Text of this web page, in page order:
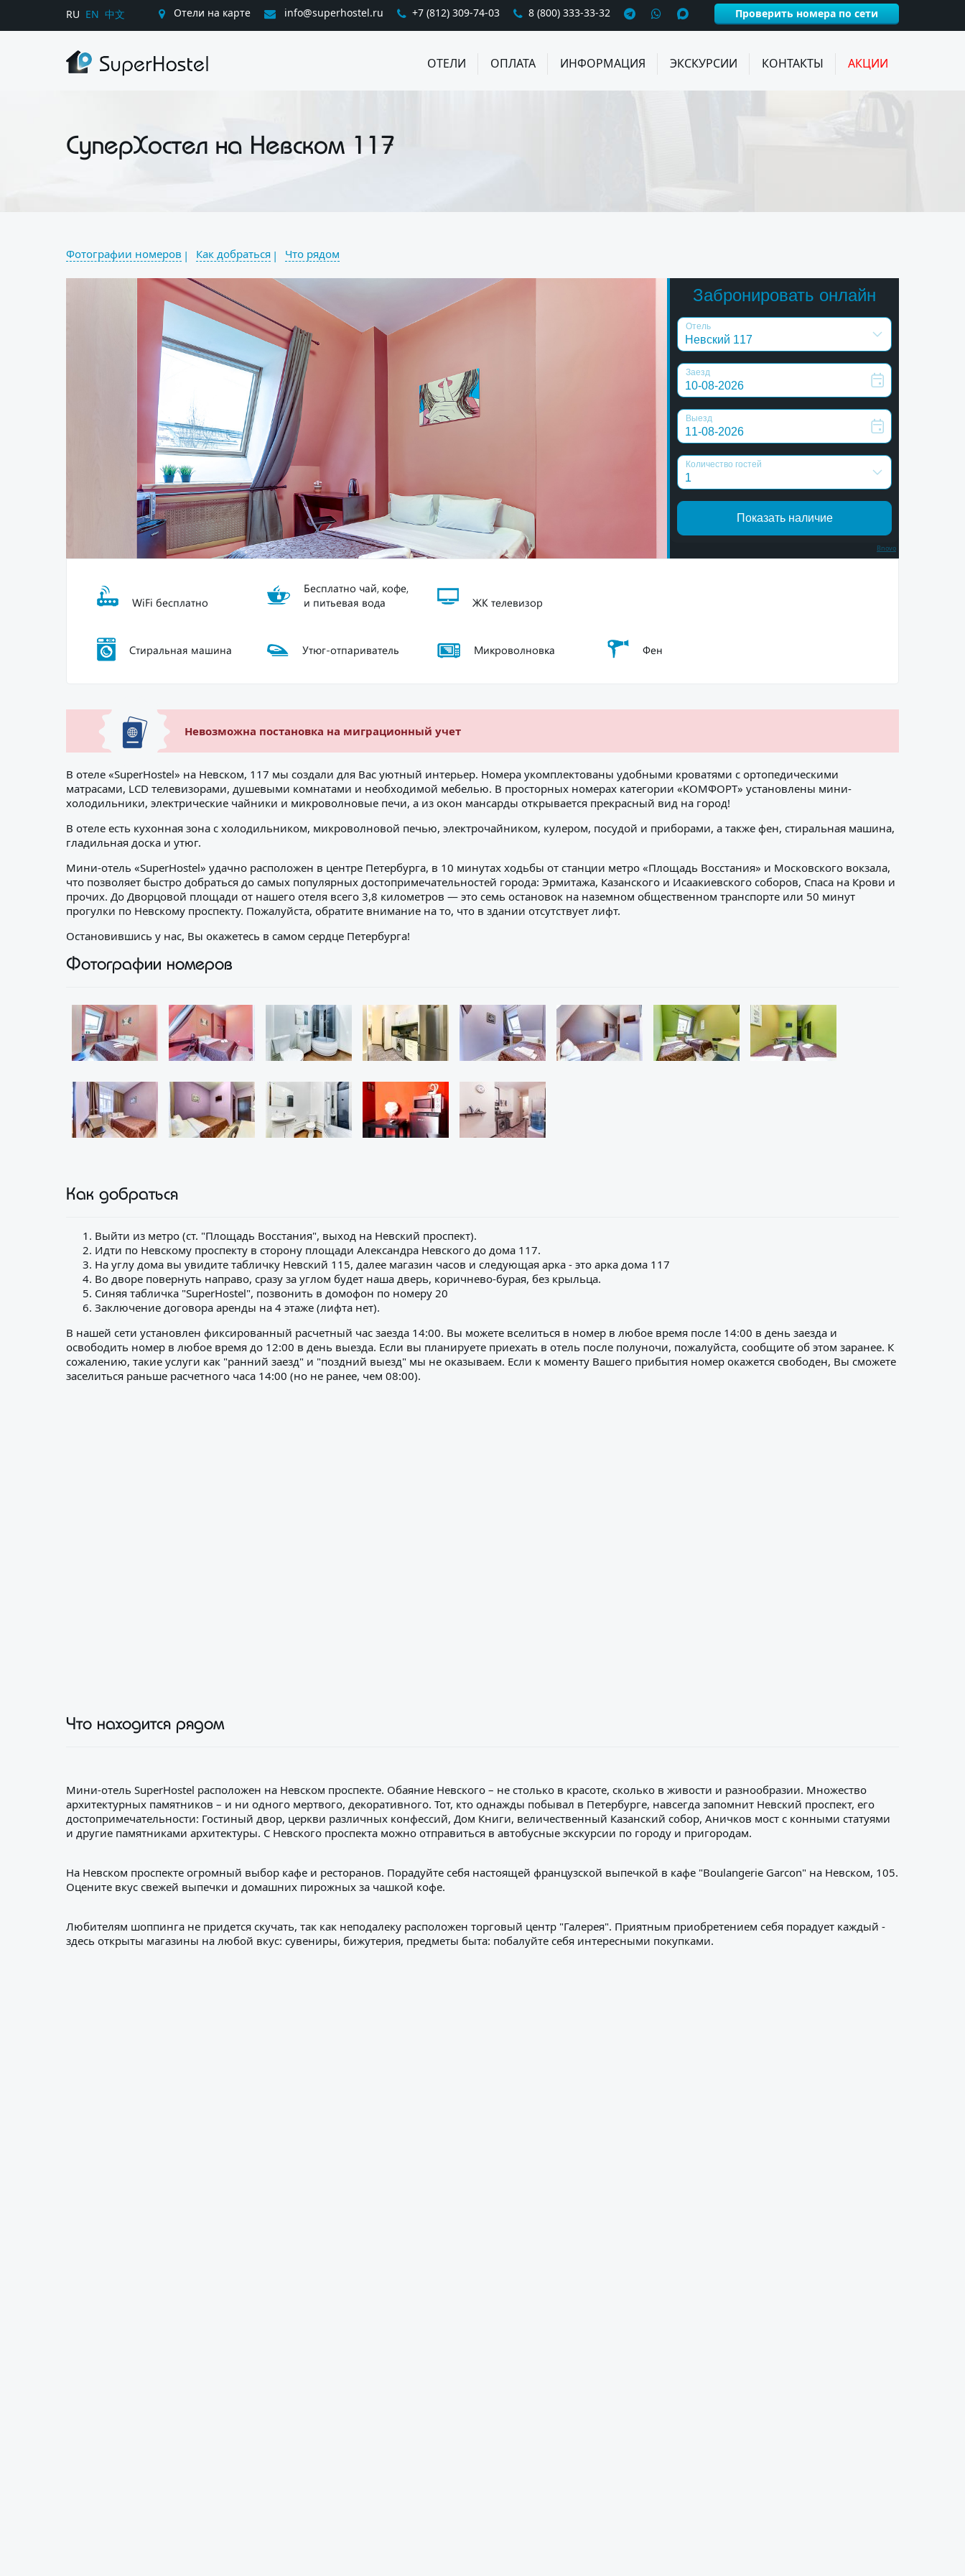
RU EN 中文 Отели на карте info@superhostel.ru +7 (812) 309-74-03 8 (800) 333-33-32 Проверить номера по сети
ОТЕЛИ ОПЛАТА ИНФОРМАЦИЯ ЭКСКУРСИИ КОНТАКТЫ АКЦИИ
СуперХостел на Невском 117
Фотографии номеров Как добраться Что рядом
Bnovo
WiFi бесплатно
Бесплатно чай, кофе,
и питьевая вода
ЖК телевизор
Cтиральная машина Утюг-отпариватель Микроволновка Фен
Невозможна постановка на миграционный учет
В отеле «SuperHostel» на Невском, 117 мы создали для Вас уютный интерьер. Номера укомплектованы удобными кроватями с ортопедическими
матрасами, LCD телевизорами, душевыми комнатами и необходимой мебелью. В просторных номерах категории «КОМФОРТ» установлены мини-
холодильники, электрические чайники и микроволновые печи, а из окон мансарды открывается прекрасный вид на город!
В отеле есть кухонная зона с холодильником, микроволновой печью, электрочайником, кулером, посудой и приборами, а также фен, стиральная машина,
гладильная доска и утюг.
Мини-отель «SuperHostel» удачно расположен в центре Петербурга, в 10 минутах ходьбы от станции метро «Площадь Восстания» и Московского вокзала,
что позволяет быстро добраться до самых популярных достопримечательностей города: Эрмитажа, Казанского и Исаакиевского соборов, Спаса на Крови и
прочих. До Дворцовой площади от нашего отеля всего 3,8 километров — это семь остановок на наземном общественном транспорте или 50 минут
прогулки по Невскому проспекту. Пожалуйста, обратите внимание на то, что в здании отсутствует лифт.
Остановившись у нас, Вы окажетесь в самом сердце Петербурга!
Фотографии номеров
Как добраться
Выйти из метро (ст. "Площадь Восстания", выход на Невский проспект).
Идти по Невскому проспекту в сторону площади Александра Невского до дома 117.
На углу дома вы увидите табличку Невский 115, далее магазин часов и следующая арка - это арка дома 117
Во дворе повернуть направо, сразу за углом будет наша дверь, коричнево-бурая, без крыльца.
Синяя табличка "SuperHostel", позвонить в домофон по номеру 20
Заключение договора аренды на 4 этаже (лифта нет).
В нашей сети установлен фиксированный расчетный час заезда 14:00. Вы можете вселиться в номер в любое время после 14:00 в день заезда и
освободить номер в любое время до 12:00 в день выезда. Если вы планируете приехать в отель после полуночи, пожалуйста, сообщите об этом заранее. К
сожалению, такие услуги как "ранний заезд" и "поздний выезд" мы не оказываем. Если к моменту Вашего прибытия номер окажется свободен, Вы сможете
заселиться раньше расчетного часа 14:00 (но не ранее, чем 08:00).
Что находится рядом
Мини-отель SuperHostel расположен на Невском проспекте. Обаяние Невского – не столько в красоте, сколько в живости и разнообразии. Множество
архитектурных памятников – и ни одного мертвого, декоративного. Тот, кто однажды побывал в Петербурге, навсегда запомнит Невский проспект, его
достопримечательности: Гостиный двор, церкви различных конфессий, Дом Книги, величественный Казанский собор, Аничков мост с конными статуями
и другие памятниками архитектуры. С Невского проспекта можно отправиться в автобусные экскурсии по городу и пригородам.
На Невском проспекте огромный выбор кафе и ресторанов. Порадуйте себя настоящей французской выпечкой в кафе "Boulangerie Garcon" на Невском, 105.
Оцените вкус свежей выпечки и домашних пирожных за чашкой кофе.
Любителям шоппинга не придется скучать, так как неподалеку расположен торговый центр "Галерея". Приятным приобретением себя порадует каждый -
здесь открыты магазины на любой вкус: сувениры, бижутерия, предметы быта: побалуйте себя интересными покупками.